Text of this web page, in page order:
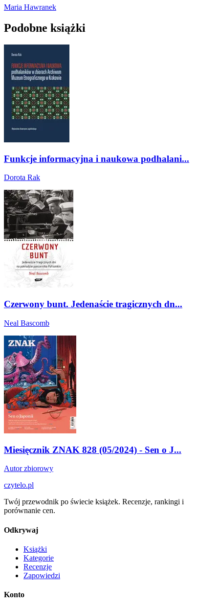
Maria Hawranek
Podobne książki
Funkcje informacyjna i naukowa podhalani...
Dorota Rak
Czerwony bunt. Jedenaście tragicznych dn...
Neal Bascomb
Miesięcznik ZNAK 828 (05/2024) - Sen o J...
Autor zbiorowy
czytelo.pl
Twój przewodnik po świecie książek. Recenzje, rankingi i
porównanie cen.
Odkrywaj
Książki
Kategorie
Recenzje
Zapowiedzi
Konto